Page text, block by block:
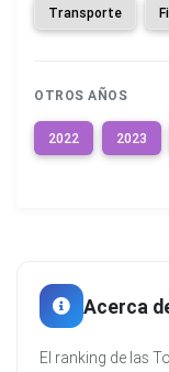
Transporte
OTROS AÑOS
2022 2023
Acerca
El ranking de las